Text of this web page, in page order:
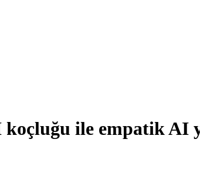
ile empatik AI